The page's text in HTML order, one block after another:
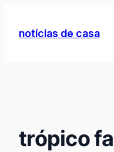
paranotícias de casa
trópico